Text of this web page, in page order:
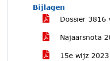
Bijlagen
Dossier 3816
Najaarsnota
15e wijz